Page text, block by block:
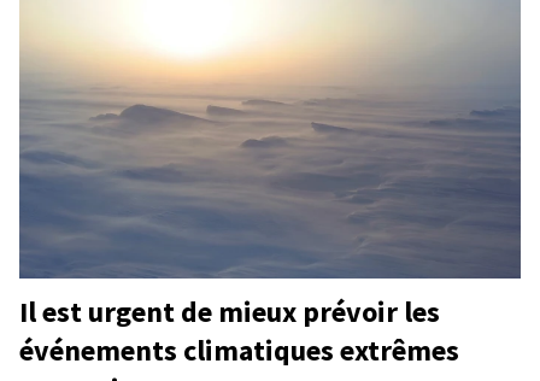
Il est urgent de mieux prévoir les
événements climatiques extrêmes